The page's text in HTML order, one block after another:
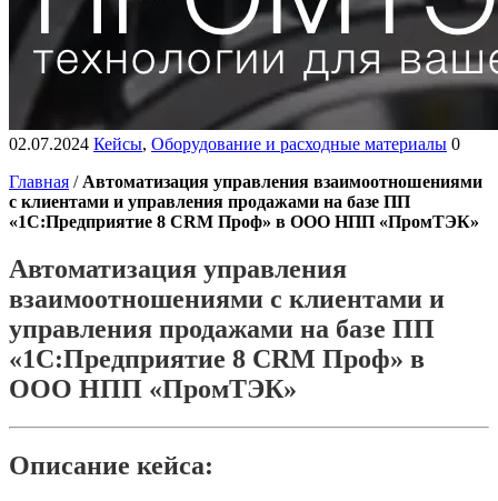
02.07.2024 Кейсы, Оборудование и расходные материалы 0
Главная / Автоматизация управления взаимоотношениями
с клиентами и управления продажами на базе ПП
«1С:Предприятие 8 CRM Проф» в ООО НПП «ПромТЭК»
Автоматизация управления
взаимоотношениями с клиентами и
управления продажами на базе ПП
«1С:Предприятие 8 CRM Проф» в
ООО НПП «ПромТЭК»
Описание кейса: